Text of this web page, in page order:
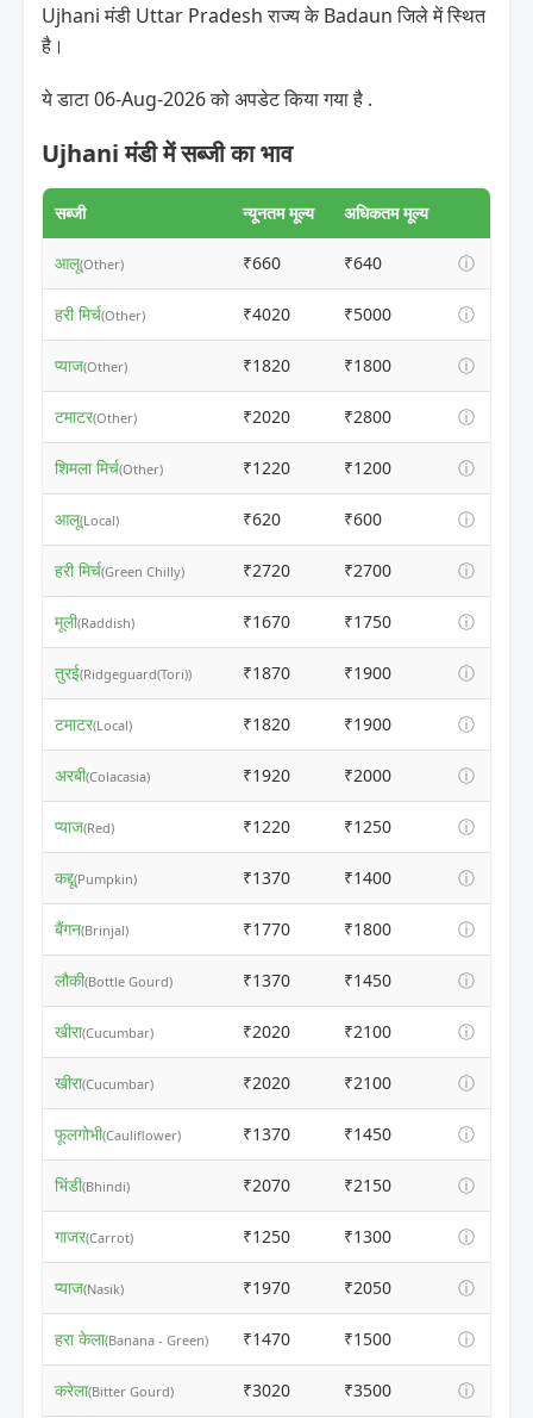
Ujhani मंडी Uttar Pradesh राज्य के Badaun जिले में स्थित
है।
ये डाटा 06-Aug-2026 को अपडेट किया गया है .
Ujhani मंडी में सब्जी का भाव
सब्जी न्यूनतम मूल्य अधिकतम मूल्य
आलू(Other) ₹660 ₹640 ⓘ
हरी मिर्च(Other) ₹4020 ₹5000 ⓘ
प्याज(Other) ₹1820 ₹1800 ⓘ
टमाटर(Other) ₹2020 ₹2800 ⓘ
शिमला मिर्च(Other) ₹1220 ₹1200 ⓘ
आलू(Local) ₹620 ₹600 ⓘ
हरी मिर्च(Green Chilly) ₹2720 ₹2700 ⓘ
मूली(Raddish) ₹1670 ₹1750 ⓘ
तुरई(Ridgeguard(Tori)) ₹1870 ₹1900 ⓘ
टमाटर(Local) ₹1820 ₹1900 ⓘ
अरबी(Colacasia) ₹1920 ₹2000 ⓘ
प्याज(Red) ₹1220 ₹1250 ⓘ
कद्दू(Pumpkin) ₹1370 ₹1400 ⓘ
बैंगन(Brinjal) ₹1770 ₹1800 ⓘ
लौकी(Bottle Gourd) ₹1370 ₹1450 ⓘ
खीरा(Cucumbar) ₹2020 ₹2100 ⓘ
खीरा(Cucumbar) ₹2020 ₹2100 ⓘ
फूलगोभी(Cauliflower) ₹1370 ₹1450 ⓘ
भिंडी(Bhindi) ₹2070 ₹2150 ⓘ
गाजर(Carrot) ₹1250 ₹1300 ⓘ
प्याज(Nasik) ₹1970 ₹2050 ⓘ
हरा केला(Banana - Green) ₹1470 ₹1500 ⓘ
करेला(Bitter Gourd) ₹3020 ₹3500 ⓘ